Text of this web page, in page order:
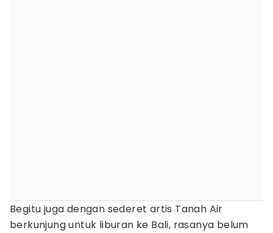
Begitu juga dengan sederet artis Tanah Air
berkunjung untuk liburan ke Bali, rasanya belum